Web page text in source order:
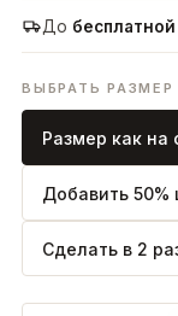
До
ВЫБРАТЬ РАЗМЕР
Размер как на
Добавить 50%
Сделать в 2